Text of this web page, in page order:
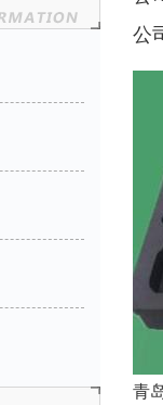
公
青